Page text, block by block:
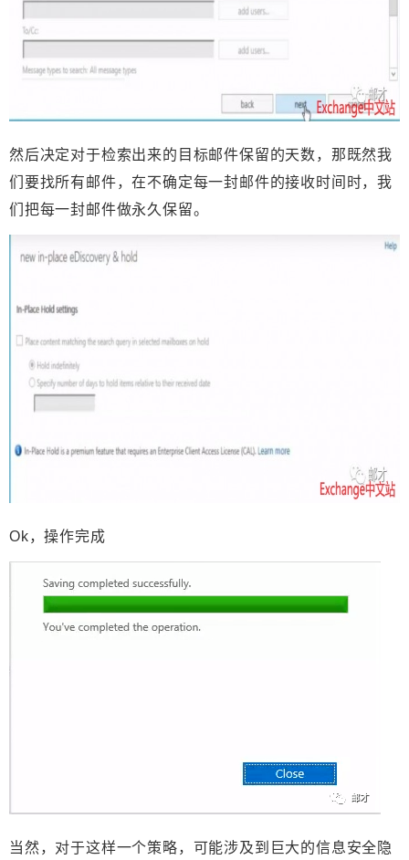
然后决定对于检索出来的目标邮件保留的天数，那既然我
们要找所有邮件，在不确定每一封邮件的接收时间时，我
们把每一封邮件做永久保留。
Ok，操作完成
当然，对于这样一个策略，可能涉及到 巨大的信息安全隐